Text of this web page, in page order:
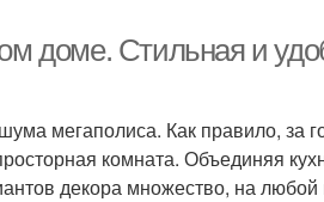
доме. Стильная и
мегаполиса. Как правило, за
комната. Объединяя
декора множество, на любой